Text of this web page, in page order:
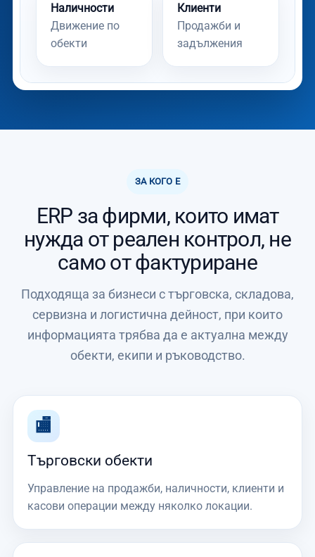
Наличности
Движение по
обекти
Клиенти
Продажби и
задължения
ЗА КОГО Е
ERP за фирми, които имат
нужда от реален контрол, не
само от фактуриране
Подходяща за бизнеси с търговска, складова,
сервизна и логистична дейност, при които
информацията трябва да е актуална между
обекти, екипи и ръководство.
🏬
Търговски обекти
Управление на продажби, наличности, клиенти и
касови операции между няколко локации.